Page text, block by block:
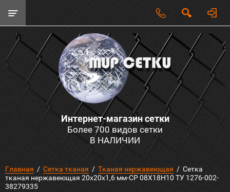
Интернет-магазин сетки
Более 700 видов сетки
В НАЛИЧИИ
Главная
  /
Сетка тканая
  /
Тканая нержавеющая
  /  Сетка
тканая нержавеющая 20х20х1,6 мм-СР 08Х18Н10 ТУ 1276-002-
38279335